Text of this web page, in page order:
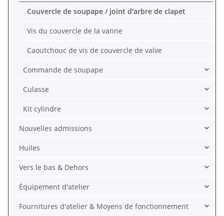
Couvercle de soupape / joint d'arbre de clapet
Vis du couvercle de la vanne
Caoutchouc de vis de couvercle de valve
Commande de soupape
Culasse
Kit cylindre
Nouvelles admissions
Huiles
Vers le bas & Dehors
Équipement d'atelier
Fournitures d'atelier & Moyens de fonctionnement